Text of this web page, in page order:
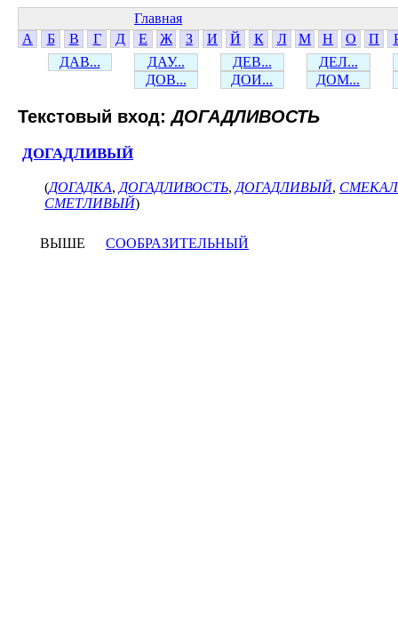
Главная
А
Б В Г Д Е Ж З И Й К Л М Н О П
ДАВ...
ДАУ... ДЕВ...
ДЕЛ...
ДОВ...
ДОИ... ДОМ...
Текстовый вход:ДОГАДЛИВОСТЬ
ДОГАДЛИВЫЙ
(ДОГАДКА, ДОГАДЛИВОСТЬ, ДОГАДЛИВЫЙ,
СМЕТЛИВЫЙ)
ВЫШЕ СООБРАЗИТЕЛЬНЫЙ